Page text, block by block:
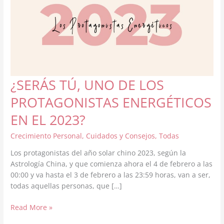
¿SERÁS TÚ, UNO DE LOS
PROTAGONISTAS ENERGÉTICOS
EN EL 2023?
Crecimiento Personal, Cuidados y Consejos,Todas
Los protagonistas del año solar chino 2023, según la
Astrología China, y que comienza ahora el 4 de febrero a las
00:00 y va hasta el 3 de febrero a las 23:59 horas, van a ser,
todas aquellas personas, que […]
¿SERÁS
Read More »